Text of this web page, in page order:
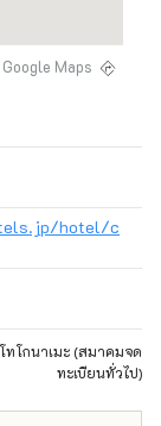
Google Maps
hotel/c
ทโกนาเมะ (สมาคมจด
ทะเบียนทั่วไป)